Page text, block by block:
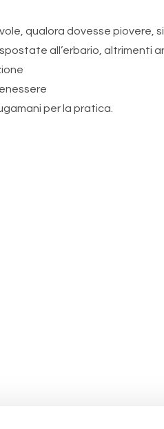
qualora dovesse piovere, si
all’erbario, altrimenti
per la pratica.